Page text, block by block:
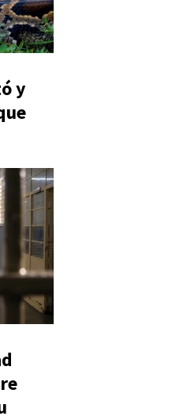
y